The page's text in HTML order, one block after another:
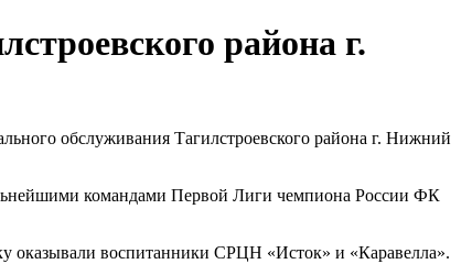
района г.
обслуживания Тагилстроевского района г. Нижний
командами Первой Лиги чемпиона России ФК
воспитанники СРЦН «Исток» и «Каравелла».